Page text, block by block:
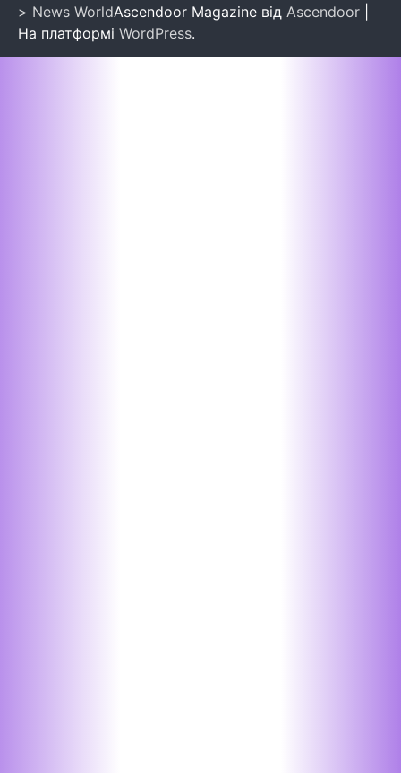
> News WorldAscendoor Magazine від Ascendoor
На платформі WordPress.